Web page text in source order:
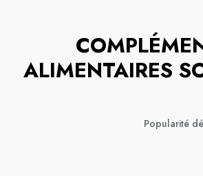
ALIMENTAIRES